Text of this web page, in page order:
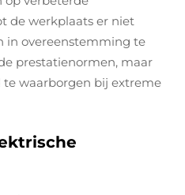
de werkplaats er niet
in overeenstemming te
prestatienormen, maar
waarborgen bij extreme